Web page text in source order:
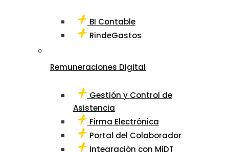
BI Contable
RindeGastos
Remuneraciones Digital
Gestión y Control de
Asistencia
Firma Electrónica
Portal del Colaborador
Integración con MiDT